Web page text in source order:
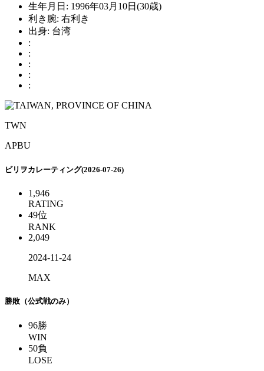
生年月日: 1996年03月10日(30歳)
利き腕: 右利き
出身: 台湾
:
:
:
:
:
TWN
APBU
ビリヲカレーティング(2026-07-26)
1,946
RATING
49位
RANK
2,049
2024-11-24
MAX
勝敗（公式戦のみ）
96勝
WIN
50負
LOSE